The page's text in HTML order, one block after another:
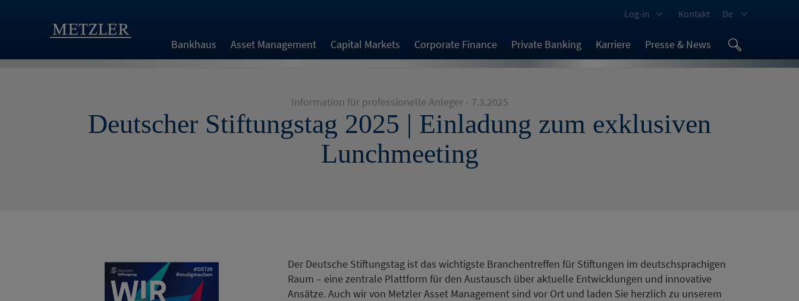
Bankhaus Asset Management Capital Markets Corporate Finance Private Banking Karriere Presse & News
Log-in Kontakt De
Information für professionelle Anleger - 7.3.2025
Deutscher Stiftungstag 2025 | Einladung zum exklusiven
Lunchmeeting
Der Deutsche Stiftungstag ist das wichtigste Branchentreffen für Stiftungen im deutschsprachigen
Raum – eine zentrale Plattform für den Austausch über aktuelle Entwicklungen und innovative
Ansätze. Auch wir von Metzler Asset Management sind vor Ort und laden Sie herzlich zu unserem